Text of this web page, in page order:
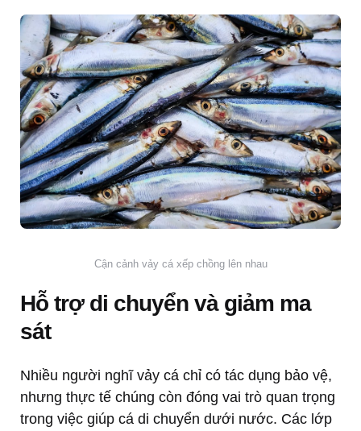
Cận cảnh vảy cá xếp chồng lên nhau
Hỗ trợ di chuyển và giảm ma
sát
Nhiều người nghĩ vảy cá chỉ có tác dụng bảo vệ,
nhưng thực tế chúng còn đóng vai trò quan trọng
trong việc giúp cá di chuyển dưới nước. Các lớp